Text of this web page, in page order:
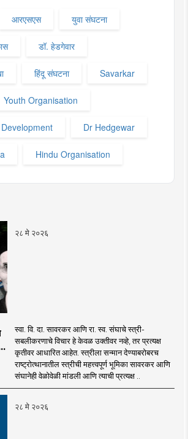
आरएसएस युवा संघटना
डॉ. हेडगेवार
हिंदू संघटना Savarkar
Youth Organisation
Dr Hedgewar
Hindu Organisation
२८ मे २०२६
स्वा. वि. दा. सावरकर आणि रा. स्व. संघाचे स्त्री-
सबलीकरणाचे विचार हे केवळ उक्तीवर नव्हे, तर प्रत्यक्ष
कृतीवर आधारित आहेत. स्त्रीला सन्मान देण्याबरोबरच
राष्ट्रोत्थानातील स्त्रीची महत्त्वपूर्ण भूमिका सावरकर आणि
संघानेही वेळोवेळी मांडली आणि त्याची प्रत्यक्ष ..
२८ मे २०२६